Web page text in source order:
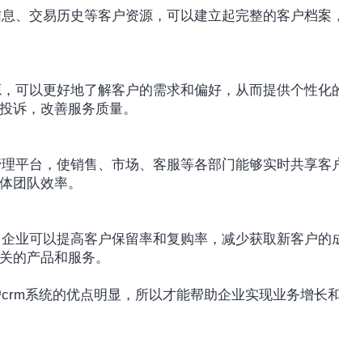
诉，改善服务质量。
团队效率。
的产品和服务。